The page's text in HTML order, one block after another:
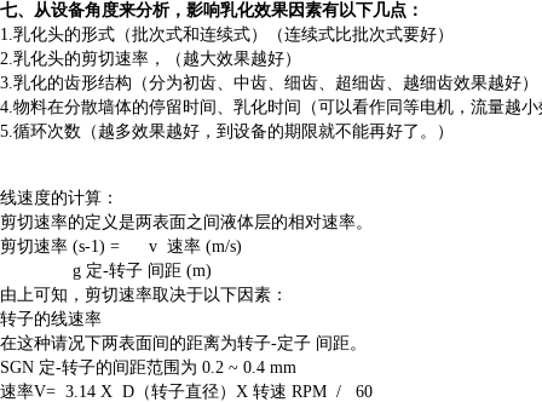
七、从设备角度来分析，影响乳化效果因素有以下几点：
1.乳化头的形式（批次式和连续式）（连续式比批次式要好）
2.乳化头的剪切速率，（越大效果越好）
3.乳化的齿形结构（分为初齿、中齿、细齿、超细齿、越细齿效果越好）
4.物料在分散墙体的停留时间、乳化时间（可以看作同等电机，流量越
5.循环次数（越多效果越好，到设备的期限就不能再好了。）
线速度的计算：
剪切速率的定义是两表面之间液体层的相对速率。
剪切速率 (s-1) = v 速率 (m/s)
g 定-转子 间距 (m)
由上可知，剪切速率取决于以下因素：
转子的线速率
在这种请况下两表面间的距离为转子-定子 间距。
SGN 定-转子的间距范围为 0.2 ~ 0.4 mm
速率V= 3.14 X D（转子直径）X 转速 RPM / 60